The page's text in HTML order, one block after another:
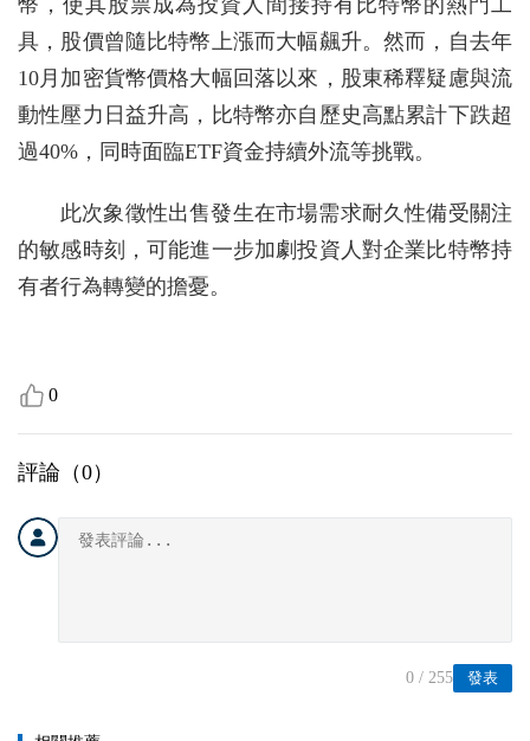
幣，使其股票成為投資人間接持有比特幣的熱門工
具，股價曾隨比特幣上漲而大幅飆升。然而，自去年
10月加密貨幣價格大幅回落以來，股東稀釋疑慮與流
動性壓力日益升高，比特幣亦自歷史高點累計下跌超
過40%，同時面臨ETF資金持續外流等挑戰。
此次象徵性出售發生在市場需求耐久性備受關注
的敏感時刻，可能進一步加劇投資人對企業比特幣持
有者行為轉變的擔憂。
0
評論（0）
發表
0 / 255